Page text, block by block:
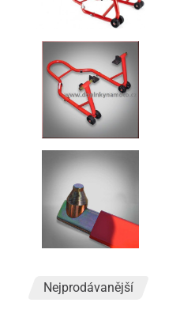
Nejprodávanější